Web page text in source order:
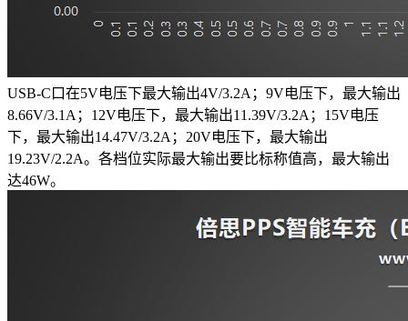
USB-C口在5V电压下最大输出4V/3.2A；9V电压下，最大输出
8.66V/3.1A；12V电压下，最大输出11.39V/3.2A；15V电压
下，最大输出14.47V/3.2A；20V电压下，最大输出
19.23V/2.2A。各档位实际最大输出要比标称值高，最大输出
达46W。